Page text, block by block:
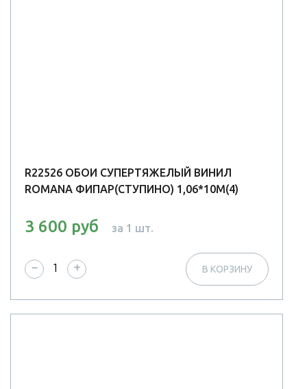
R22526 ОБОИ СУПЕРТЯЖЕЛЫЙ ВИНИЛ
ROMANA ФИПАР(СТУПИНО) 1,06*10М(4)
3 600 руб за 1 шт.
− + В КОРЗИНУ